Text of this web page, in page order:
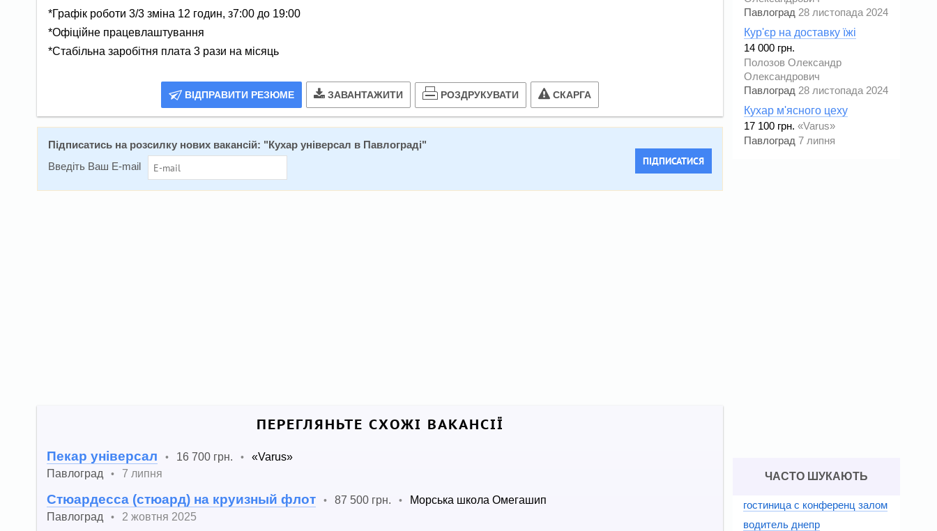
*Графік роботи 3/3 зміна 12 годин, з7:00 до 19:00
*Офіційне працевлаштування
*Стабільна заробітня плата 3 рази на місяць
ВІДПРАВИТИ РЕЗЮМЕ ЗАВАНТАЖИТИ РОЗДРУКУВАТИ СКАРГА
Підписатись на розсилку нових вакансій: " Кухар універсал в Павлограді"
Введіть Ваш E-mail
ПІДПИСАТИСЯ
ПЕРЕГЛЯНЬТЕ СХОЖІ ВАКАНСІЇ
Пекар універсал • 16 700 грн. •
«Varus»
Павлоград
• 7 липня
Cтюардесса (стюард) на круизный флот • 87 500 грн. •
Морська школа Омегашип
Павлоград
• 2 жовтня 2025
Павлоград 28 листопада 2024
Кур'єр на доставку їжі
14 000 грн.
Полозов Олександр
Олександрович
Павлоград 28 листопада 2024
Кухар м'ясного цеху
17 100 грн. «Varus»
Павлоград 7 липня
ЧАСТО ШУКАЮТЬ
гостиница с конференц залом
водитель днепр